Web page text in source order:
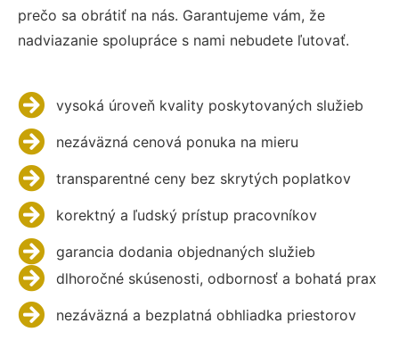
prečo sa obrátiť na nás. Garantujeme vám, že
nadviazanie spolupráce s nami nebudete ľutovať.
vysoká úroveň kvality poskytovaných služieb
nezáväzná cenová ponuka na mieru
transparentné ceny bez skrytých poplatkov
korektný a ľudský prístup pracovníkov
garancia dodania objednaných služieb
dlhoročné skúsenosti, odbornosť a bohatá prax
nezáväzná a bezplatná obhliadka priestorov